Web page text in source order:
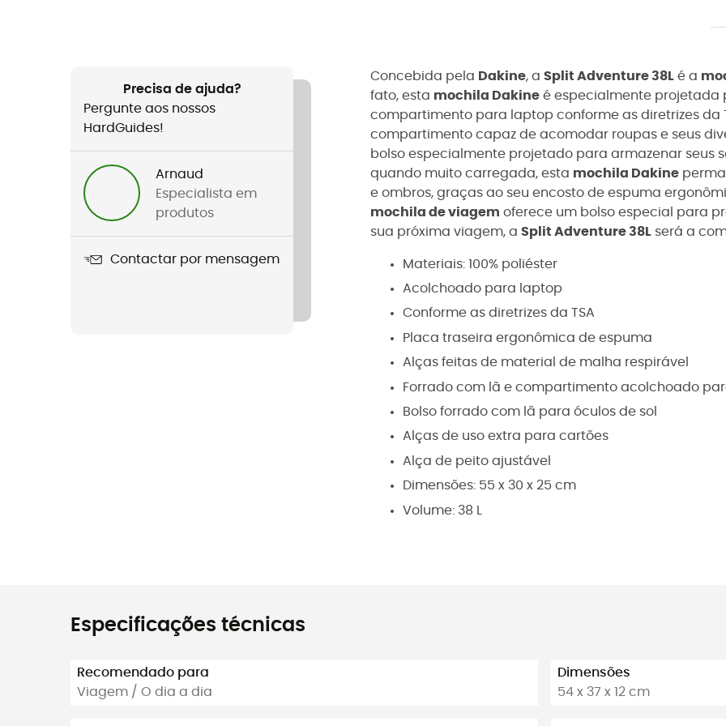
Precisa de ajuda?
Pergunte aos nossos
HardGuides!
Arnaud
Especialista em
produtos
Contactar por mensagem
Concebida pela Dakine, a Split Adventure 38L é a
fato, esta mochila Dakine é especialmente projetada
compartimento para laptop conforme as diretrizes da
compartimento capaz de acomodar roupas e seus
bolso especialmente projetado para armazenar seus
quando muito carregada, esta mochila Dakine
e ombros, graças ao seu encosto de espuma
mochila de viagem oferece um bolso especial para
sua próxima viagem, a Split Adventure 38L será a
Materiais: 100% poliéster
Acolchoado para laptop
Conforme as diretrizes da TSA
Placa traseira ergonômica de espuma
Alças feitas de material de malha respirável
Forrado com lã e compartimento acolchoado
Bolso forrado com lã para óculos de sol
Alças de uso extra para cartões
Alça de peito ajustável
Dimensões: 55 x 30 x 25 cm
Volume: 38 L
Especificações técnicas
Recomendado para
Viagem / O dia a dia
Dimensões
54 x 37 x 12 cm